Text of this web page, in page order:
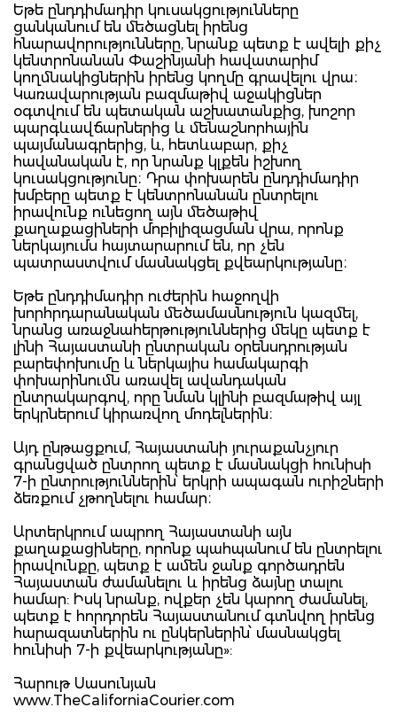
Եթե ընդդիմադիր կուսակցությունները
ցանկանում են մեծացնել իրենց
հնարավորությունները, նրանք պետք է ավելի քիչ
կենտրոնանան Փաշինյանի հավատարիմ
կողմնակիցներին իրենց կողմը գրավելու վրա։
Կառավարության բազմաթիվ աջակիցներ
օգտվում են պետական աշխատանքից, խոշոր
պարգևավճարներից և մենաշնորհային
պայմանագրերից, և, հետևաբար, քիչ
հավանական է, որ նրանք կլքեն իշխող
կուսակցությունը։ Դրա փոխարեն ընդդիմադիր
խմբերը պետք է կենտրոնանան ընտրելու
իրավունք ունեցող այն մեծաթիվ
քաղաքացիների մոբիլիզացման վրա, որոնք
ներկայումս հայտարարում են, որ չեն
պատրաստվում մասնակցել քվեարկությանը։
Եթե ընդդիմադիր ուժերին հաջողվի
խորհրդարանական մեծամասնություն կազմել,
նրանց առաջնահերթություններից մեկը պետք է
լինի Հայաստանի ընտրական օրենսդրության
բարեփոխումը և ներկայիս համակարգի
փոխարինումն առավել ավանդական
ընտրակարգով, որը նման կլինի բազմաթիվ այլ
երկրներում կիրառվող մոդելներին։
Այդ ընթացքում, Հայաստանի յուրաքանչյուր
գրանցված ընտրող պետք է մասնակցի հունիսի
7-ի ընտրություններին՝ երկրի ապագան ուրիշների
ձեռքում չթողնելու համար։
Արտերկրում ապրող Հայաստանի այն
քաղաքացիները, որոնք պահպանում են ընտրելու
իրավունքը, պետք է ամեն ջանք գործադրեն
Հայաստան ժամանելու և իրենց ձայնը տալու
համար: Իսկ նրանք, ովքեր չեն կարող ժամանել,
պետք է հորդորեն Հայաստանում գտնվող իրենց
հարազատներին ու ընկերներին՝ մասնակցել
հունիսի 7-ի քվեարկությանը»:
Հարութ Սասունյան
www.TheCaliforniaCourier.com